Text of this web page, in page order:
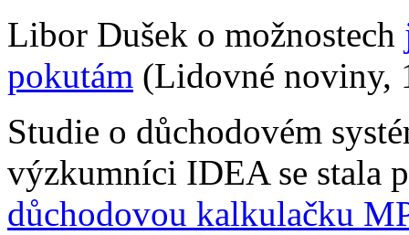
Libor Dušek o možnostech
pokutám (Lidovné noviny,
Studie o důchodovém
výzkumníci IDEA se stala
důchodovou kalkulačku